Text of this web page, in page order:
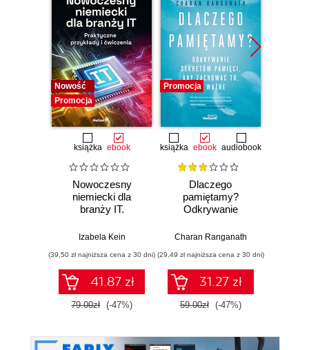
Nowość
Promocja
książka ebook
Nowoczesny
niemiecki dla
branży IT.
przykłady i
Izabela Kein
(39,50 zł najniższa cena z 30 dni)
41.87 zł
79.00zł (-47%)
Promocja
książka ebook audiobook
Dlaczego
pamiętamy?
Odkrywanie
aby zachować to,
Charan Ranganath
(29,49 zł najniższa cena z 30 dni)
31.27 zł
59.00zł (-47%)